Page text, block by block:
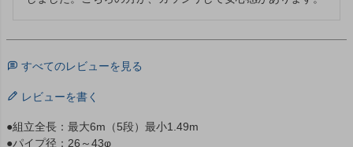
すべてのレビューを見る
レビューを書く
●組立全長：最大6m（5段）最小1.49m
●パイプ径：26～43φ